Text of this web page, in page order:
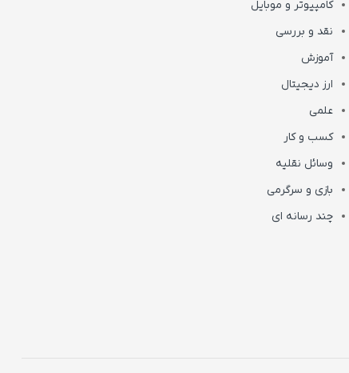
کامپیوتر و موبایل
نقد و بررسی
آموزش
ارز دیجیتال
علمی
کسب و کار
وسائل نقلیه
بازی و سرگرمی
چند رسانه ای